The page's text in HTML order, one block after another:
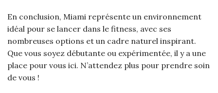
En conclusion, Miami représente un environnement
idéal pour se lancer dans le fitness, avec ses
nombreuses options et un cadre naturel inspirant.
Que vous soyez débutante ou expérimentée, il y a une
place pour vous ici. N’attendez plus pour prendre soin
de vous !